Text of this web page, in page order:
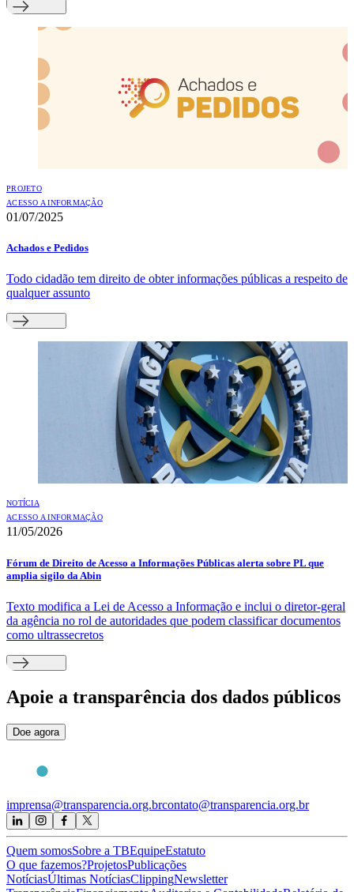
PROJETO
ACESSO A INFORMAÇÃO
01/07/2025
Achados e Pedidos
Todo cidadão tem direito de obter informações públicas a respeito de
qualquer assunto
NOTÍCIA
ACESSO A INFORMAÇÃO
11/05/2026
Fórum de Direito de Acesso a Informações Públicas alerta sobre PL que
amplia sigilo da Abin
Texto modifica a Lei de Acesso a Informação e inclui o diretor-geral
da agência no rol de autoridades que podem classificar documentos
como ultrassecretos
Apoie a transparência dos dados públicos
Doe agora
imprensa@transparencia.org.brcontato@transparencia.org.br
Quem somosSobre a TBEquipeEstatuto
O que fazemos?ProjetosPublicações
NotíciasÚltimas NotíciasClippingNewsletter